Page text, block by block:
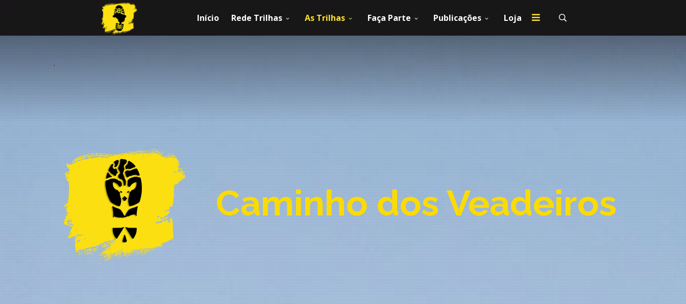
Início Rede Trilhas As Trilhas Faça Parte Publicações Loja
.
Caminho dos Veadeiros